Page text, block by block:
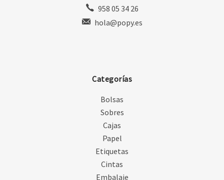
958 05 34 26
hola@popy.es
Categorías
Bolsas
Sobres
Cajas
Papel
Etiquetas
Cintas
Embalaje